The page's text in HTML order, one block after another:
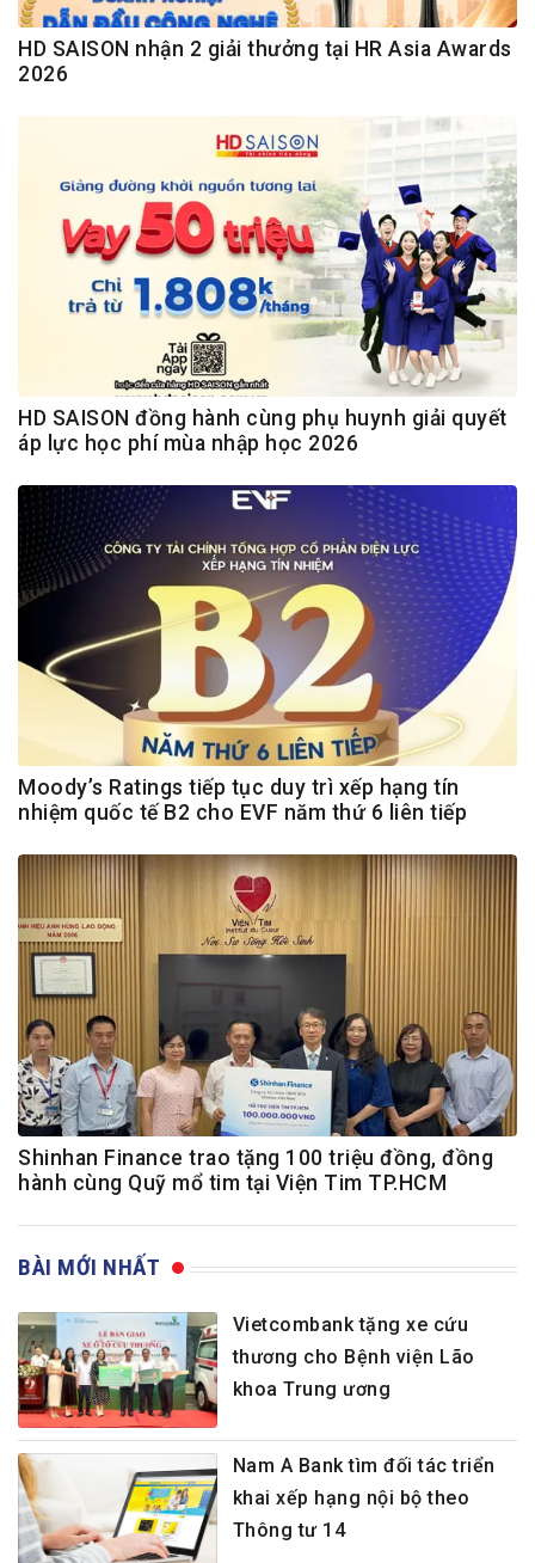
HD SAISON nhận 2 giải thưởng tại HR Asia Awards
2026
HD SAISON đồng hành cùng phụ huynh giải quyết
áp lực học phí mùa nhập học 2026
Moody’s Ratings tiếp tục duy trì xếp hạng tín
nhiệm quốc tế B2 cho EVF năm thứ 6 liên tiếp
Shinhan Finance trao tặng 100 triệu đồng, đồng
hành cùng Quỹ mổ tim tại Viện Tim TP.HCM
BÀI MỚI NHẤT
Vietcombank tặng xe cứu
thương cho Bệnh viện Lão
khoa Trung ương
Nam A Bank tìm đối tác triển
khai xếp hạng nội bộ theo
Thông tư 14